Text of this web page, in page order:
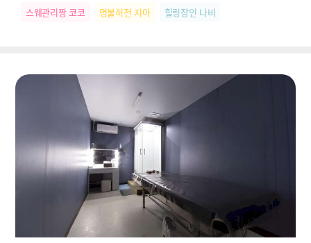
스웨관리짱 코코 명불허전 지아 힐링장인 나비